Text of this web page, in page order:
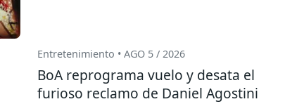
Entretenimiento • AGO 5 / 2026
BoA reprograma vuelo y desata el
furioso reclamo de Daniel Agostini